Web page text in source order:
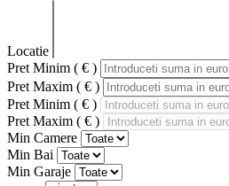
Locatie
Pret Minim ( € )
Pret Maxim ( € )
Pret Minim ( € )
Pret Maxim ( € )
Min Camere
Min Bai
Min Garaje